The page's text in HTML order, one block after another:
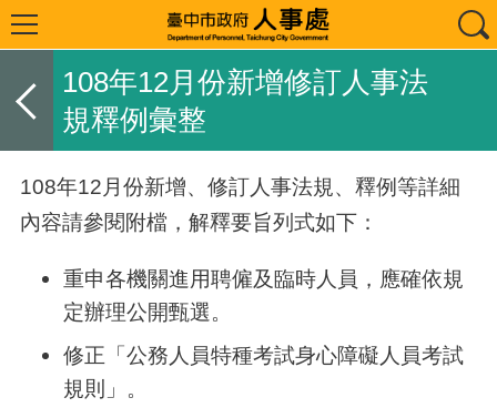
108年12月份新增修訂人事法
規釋例彙整
108年12月份新增、修訂人事法規、釋例等詳細
內容請參閱附檔，解釋要旨列式如下：
重申各機關進用聘僱及臨時人員，應確依規
定辦理公開甄選。
修正「公務人員特種考試身心障礙人員考試
規則」。